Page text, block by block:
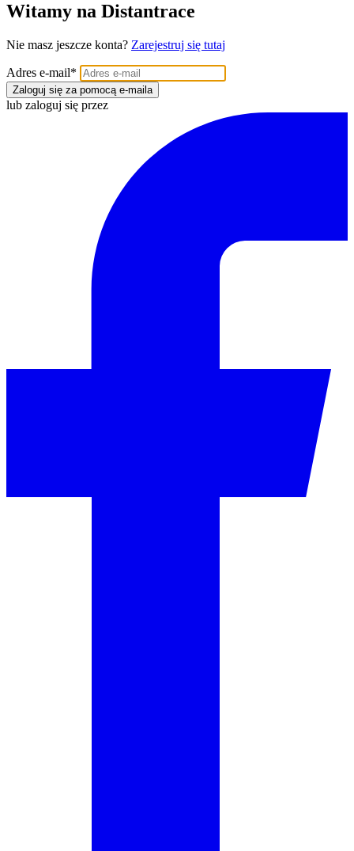
Witamy na Distantrace
Nie masz jeszcze konta? Zarejestruj się tutaj
Adres e-mail*
Zaloguj się za pomocą e-maila
lub zaloguj się przez